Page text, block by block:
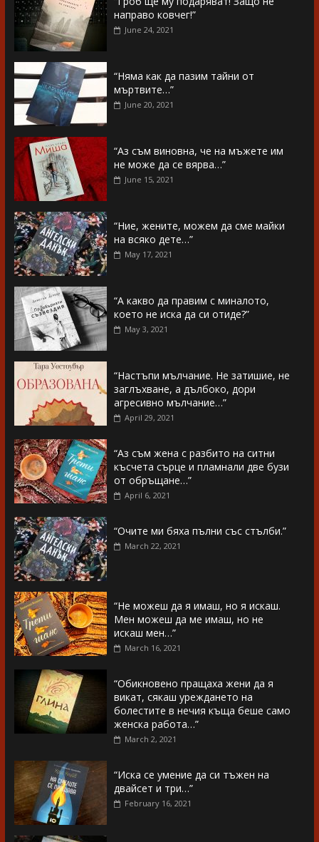
направо ковчег!”
June 24, 2021
“Няма как да пазим тайни от
мъртвите…”
June 20, 2021
“Аз съм виновна, че на мъжете им
не може да се вярва…”
June 15, 2021
“Ние, жените, можем да сме майки
на всяко дете…”
May 17, 2021
“А какво да правим с миналото,
което не иска да си отиде?”
May 3, 2021
“Настъпи мълчание. Не затишие, не
заглъхване, а дълбоко, дори
агресивно мълчание…”
April 29, 2021
“Аз съм жена с разбито на ситни
късчета сърце и пламнали две бузи
от обръщане…”
April 6, 2021
“Очите ми бяха пълни със стълби.”
March 22, 2021
“Не можеш да я имаш, но я искаш.
Мен можеш да ме имаш, но не
искаш мен…”
March 16, 2021
“Обикновено пращаха жени да я
викат, сякаш уреждането на
болестите в нечия къща беше само
женска работа…”
March 2, 2021
“Иска се умение да си тъжен на
двайсет и три…”
February 16, 2021